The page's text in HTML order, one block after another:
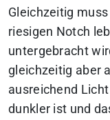
Gleichzeitig
riesigen Notch
untergebracht
gleichzeitig aber
ausreichend
dunkler ist und